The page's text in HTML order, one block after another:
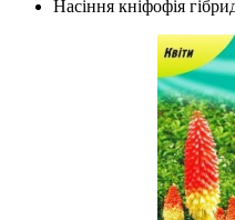
Насіння кніфофія